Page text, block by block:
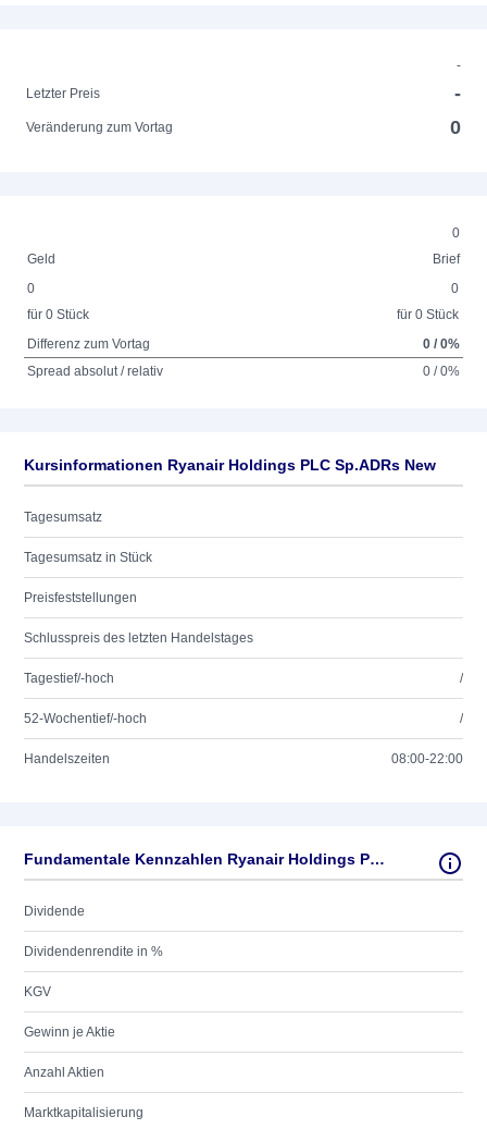
-
Letzter Preis
-
Veränderung zum Vortag 0
0
Geld
Brief
0
für 0 Stück
0
für 0 Stück
Differenz zum Vortag
0 / 0%
Spread absolut / relativ
0 / 0%
Kursinformationen Ryanair Holdings PLC Sp.ADRs New
Tagesumsatz
Tagesumsatz in Stück
Preisfeststellungen
Schlusspreis des letzten Handelstages
Tagestief/-hoch /
52-Wochentief/-hoch /
Handelszeiten 08:00-22:00
Fundamentale Kennzahlen Ryanair Holdings PLC Sp.ADRs New
Dividende
Dividendenrendite in %
KGV
Gewinn je Aktie
Anzahl Aktien
Marktkapitalisierung